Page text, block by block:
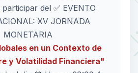
participar del ✅ EVENTO
XV JORNADA
MONETARIA
en un Contexto de
y Volatilidad Financiera"